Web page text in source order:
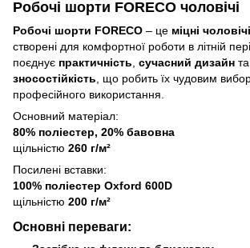
Робочі шорти FORECO чоловічі
Робочі шорти FORECO – це міцні
створені для комфортної роботи в літній
поєднує практичність сучасний дизайн та
зносостійкість , що робить їх чудовим
професійного використання.
Основний матеріал:
80% поліестер, 20% бавовна
щільністю 260 г/м²
Посилені вставки:
100% поліестер Oxford 600D
щільністю 200 г/м²
Основні переваги: